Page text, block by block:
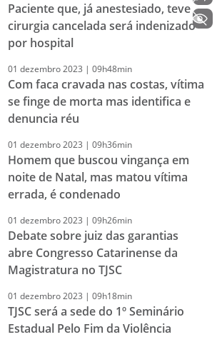
Paciente que, já anestesiado, teve
cirurgia cancelada será indenizado
por hospital
01 dezembro2023 | 09h48min
Com faca cravada nas costas, vítima
se finge de morta mas identifica e
denuncia réu
01 dezembro2023 | 09h36min
Homem que buscou vingança em
noite de Natal, mas matou vítima
errada, é condenado
01 dezembro2023 | 09h26min
Debate sobre juiz das garantias
abre Congresso Catarinense da
Magistratura no TJSC
01 dezembro2023 | 09h18min
TJSC será a sede do 1º Seminário
Estadual Pelo Fim da Violência
+ Acessibilidade